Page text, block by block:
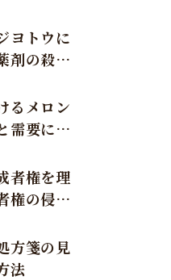
ヨトウに
剤の殺虫
るメロン
需要に応
者権を理
権の侵害
！
方箋の見
法